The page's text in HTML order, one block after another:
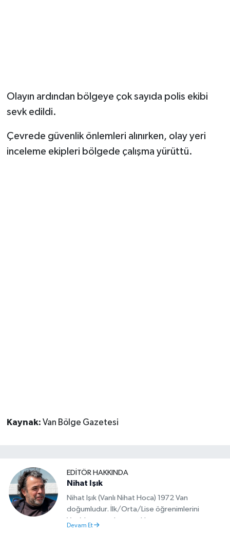
Olayın ardından bölgeye çok sayıda polis ekibi
sevk edildi.
Çevrede güvenlik önlemleri alınırken, olay yeri
inceleme ekipleri bölgede çalışma yürüttü.
Kaynak: Van Bölge Gazetesi
EDITÖR HAKKINDA
Nihat Işık
Nihat Işık (Vanlı Nihat Hoca) 1972 Van
doğumludur. İlk/Orta/Lise öğrenimlerini
Van’da tamamlamıştır. Hacettepe mezunu
Devam Et